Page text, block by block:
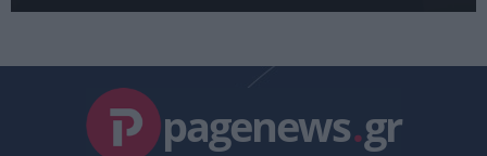
pagenews.gr